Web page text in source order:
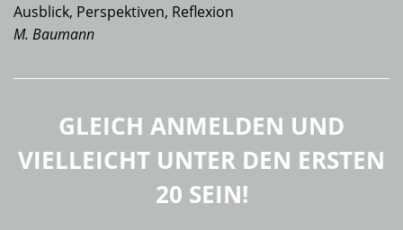
Ausblick, Perspektiven, Reflexion
M. Baumann
GLEICH ANMELDEN UND
VIELLEICHT UNTER DEN ERSTEN
20 SEIN!